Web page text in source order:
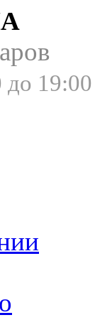
до 19:00